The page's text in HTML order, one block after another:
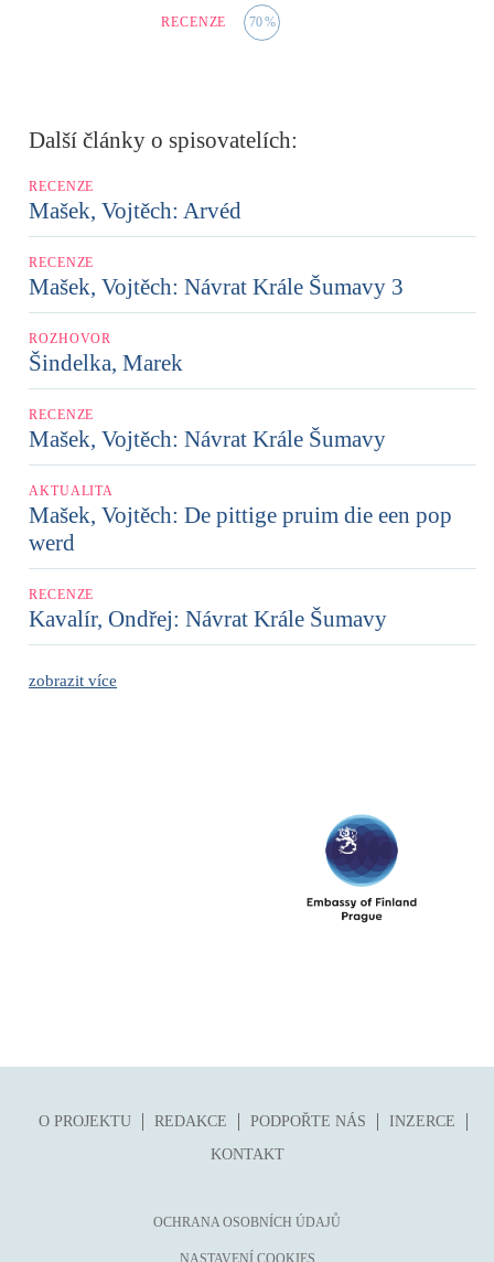
RECENZE 70%
Další články o spisovatelích:
RECENZE
Mašek, Vojtěch: Arvéd
RECENZE
Mašek, Vojtěch: Návrat Krále Šumavy 3
ROZHOVOR
Šindelka, Marek
RECENZE
Mašek, Vojtěch: Návrat Krále Šumavy
AKTUALITA
Mašek, Vojtěch: De pittige pruim die een pop
werd
RECENZE
Kavalír, Ondřej: Návrat Krále Šumavy
zobrazit více
O PROJEKTU REDAKCE PODPOŘTE NÁS
INZERCE
KONTAKT
OCHRANA OSOBNÍCH ÚDAJŮ
NASTAVENÍ COOKIES